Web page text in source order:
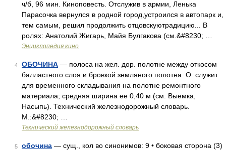
ч/б, 96 мин. Киноповесть. Отслужив в армии, Ленька
Парасочка вернулся в родной город,устроился в автопарк и,
тем самым, решил продолжить отцовскуютрадицию... В
ролях: Анатолий Жигарь, Майя Булгакова (см.&#8230; …
Энциклопедия кино
4 ОБОЧИНА — полоса на жел. дор. полотне между откосом
балластного слоя и бровкой земляного полотна. О. служит
для временного складывания на полотне ремонтного
материала; средняя ширина ее 0,40 м (см. Выемка,
Насыпь). Технический железнодорожный словарь.
М.:&#8230; …
Технический железнодорожный словарь
5 обочина — сущ., кол во синонимов: 9 • боковая сторона (3)